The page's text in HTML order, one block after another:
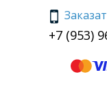
+7 (953)